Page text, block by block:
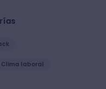
Clima laboral